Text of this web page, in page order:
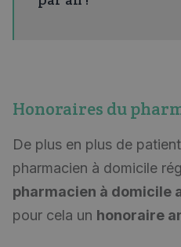
Honoraires du
De plus en plus de
pharmacien à domicile
pharmacien à domicile
pour cela un honoraire